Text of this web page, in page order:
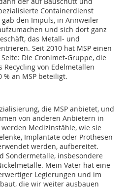
Containerdienst
den Impuls, in Annweiler
und sich dort ganz
das Metall- und
Seit 2010 hat MSP einen
Die Cronimet-Gruppe, die
von Edelmetallen
an MSP beteiligt.
die MSP anbietet, und
von anderen Anbietern in
Medizinstähle, wie sie
Implantate oder Prothesen
werden, aufbereitet.
Sondermetalle, insbesondere
Mein Vater hat eine
Legierungen und im
die wir weiter ausbauen